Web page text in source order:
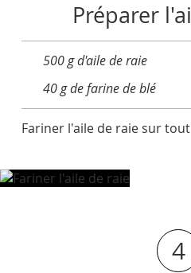
Préparer
500 g d'aile de raie
40 g de farine de blé
Fariner l'aile de raie sur
4